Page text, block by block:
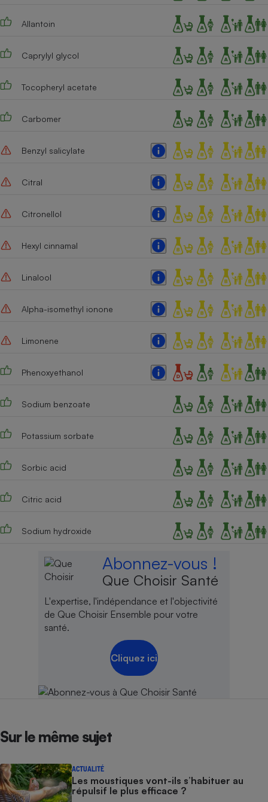
Allantoin
Caprylyl glycol
Tocopheryl acetate
Carbomer
Benzyl salicylate
Citral
Citronellol
Hexyl cinnamal
Linalool
Alpha-isomethyl ionone
Limonene
Phenoxyethanol
Sodium benzoate
Potassium sorbate
Sorbic acid
Citric acid
Sodium hydroxide
Abonnez-vous !
Que Choisir Santé
L'expertise, l'indépendance et l'objectivité
de Que Choisir Ensemble pour votre
santé.
Cliquez ici
Sur le même sujet
ACTUALITÉ
Les moustiques vont-ils s’habituer au
répulsif le plus efficace ?